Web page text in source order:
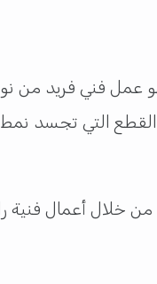
تُزين واجهة قبة الثريا الفلكية في المبني رقم
خلال أعمال فنية